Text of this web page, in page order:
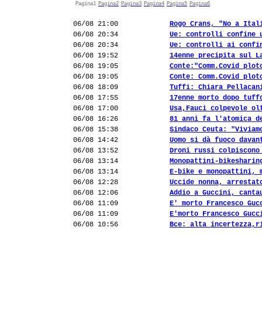
Pagina1 Pagina2 Pagina3 Pagina4 Pagina5 Pagina6
06/08 21:00
Rogo Crans, "No a
06/08 20:34
Ue: controlli confine
06/08 20:34
Ue: controlli ai
06/08 19:52
14enne precipita sul
06/08 19:05
Conte:"Comm.Covid
06/08 19:05
Conte: Comm.Covid
06/08 18:09
Tuffi: Chiara
06/08 17:55
17enne morto dopo
06/08 17:00
Usa,Fauci colpevole
06/08 16:26
81 anni fa l'atomica
06/08 15:38
Sindaco Ceuta:
06/08 14:42
Uomo si dà fuoco
06/08 13:52
Droni russi colpiscono
06/08 13:14
Monopattini-
06/08 13:14
E-bike e monopattini,
06/08 12:28
Uccide nonna,
06/08 12:06
Addio a Guccini,
06/08 11:09
E' morto Francesco
06/08 11:09
E'morto Francesco
06/08 10:56
Bce: alta